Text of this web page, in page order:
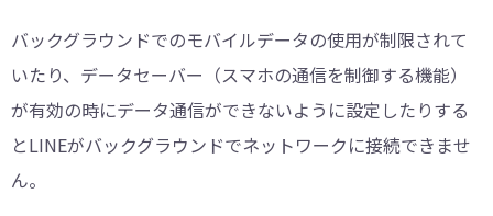
バックグラウンドでのモバイルデータの使用が制限されて
いたり、データセーバー（スマホの通信を制御する機能）
が有効の時にデータ通信ができないように設定したりする
とLINEがバックグラウンドでネットワークに接続できませ
ん。